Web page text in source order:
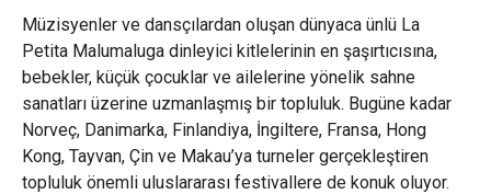
Müzisyenler ve dansçılardan oluşan dünyaca ünlü La
Petita Malumaluga dinleyici kitlelerinin en şaşırtıcısına,
bebekler, küçük çocuklar ve ailelerine yönelik sahne
sanatları üzerine uzmanlaşmış bir topluluk. Bugüne kadar
Norveç, Danimarka, Finlandiya, İngiltere, Fransa, Hong
Kong, Tayvan, Çin ve Makau’ya turneler gerçekleştiren
topluluk önemli uluslararası festivallere de konuk oluyor.